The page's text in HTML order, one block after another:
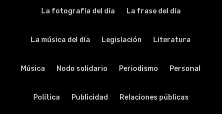
La fotografía del día La frase del día
La música del día Legislación Literatura
Música Nodo solidario Periodismo Personal
Política Publicidad Relaciones públicas